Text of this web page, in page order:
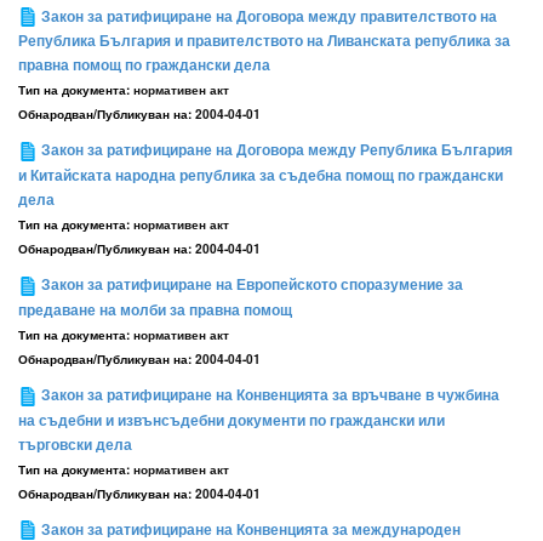
Закон за ратифициране на Договора между правителството на
Република България и правителството на Ливанската република за
правна помощ по граждански дела
Тип на документа: нормативен акт
Обнародван/Публикуван на: 2004-04-01
Закон за ратифициране на Договора между Република България
и Китайската народна република за съдебна помощ по граждански
дела
Тип на документа: нормативен акт
Обнародван/Публикуван на: 2004-04-01
Закон за ратифициране на Европейското споразумение за
предаване на молби за правна помощ
Тип на документа: нормативен акт
Обнародван/Публикуван на: 2004-04-01
Закон за ратифициране на Конвенцията за връчване в чужбина
на съдебни и извънсъдебни документи по граждански или
търговски дела
Тип на документа: нормативен акт
Обнародван/Публикуван на: 2004-04-01
Закон за ратифициране на Конвенцията за международен